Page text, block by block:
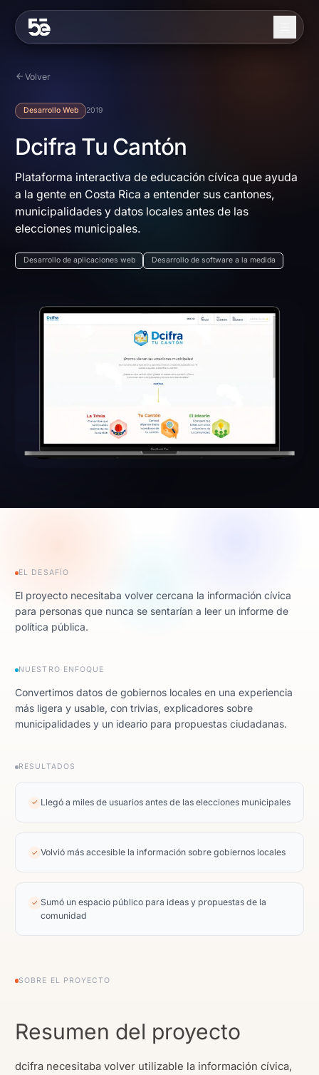
Nosotros
Servicios
Industrias
Blog
Contacto
EN ES
Contáctanos
Volver
Desarrollo Web 2019
Dcifra Tu Cantón
Plataforma interactiva de educación cívica que ayuda
a la gente en Costa Rica a entender sus cantones,
municipalidades y datos locales antes de las
elecciones municipales.
Desarrollo de aplicaciones web Desarrollo de software a la medida
EL DESAFÍO
El proyecto necesitaba volver cercana la información cívica
para personas que nunca se sentarían a leer un informe de
política pública.
NUESTRO ENFOQUE
Convertimos datos de gobiernos locales en una experiencia
más ligera y usable, con trivias, explicadores sobre
municipalidades y un ideario para propuestas ciudadanas.
RESULTADOS
✓ Llegó a miles de usuarios antes de las elecciones municipales
✓ Volvió más accesible la información sobre gobiernos locales
✓ Sumó un espacio público para ideas y propuestas de la
comunidad
SOBRE EL PROYECTO
Resumen del proyecto
dcifra necesitaba volver utilizable la información cívica,